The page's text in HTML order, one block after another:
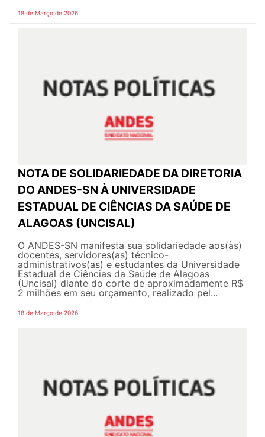
18 de Março de 2026
NOTA DE SOLIDARIEDADE DA DIRETORIA
DO ANDES-SN À UNIVERSIDADE
ESTADUAL DE CIÊNCIAS DA SAÚDE DE
ALAGOAS (UNCISAL)
O ANDES-SN manifesta sua solidariedade aos(às)
docentes, servidores(as) técnico-
administrativos(as) e estudantes da Universidade
Estadual de Ciências da Saúde de Alagoas
(Uncisal) diante do corte de aproximadamente R$
2 milhões em seu orçamento, realizado pel...
18 de Março de 2026